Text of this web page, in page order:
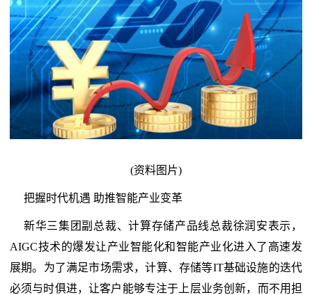
(资料图片)
把握时代机遇 助推智能产业变革
新华三集团副总裁、计算存储产品线总裁徐润安表示，
AIGC技术的爆发让产业智能化和智能产业化进入了高速发
展期。为了满足市场需求，计算、存储等IT基础设施的迭代
必须与时俱进，让客户能够专注于上层业务创新，而不用担